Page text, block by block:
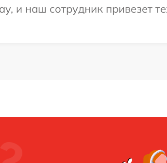
и наш сотрудник привезет